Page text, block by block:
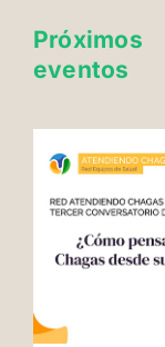
Próximos
eventos